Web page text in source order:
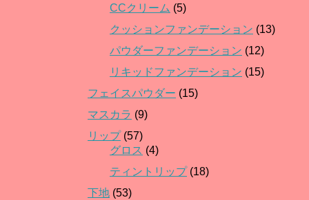
CCクリーム (5)
クッションファンデーション (13)
パウダーファンデーション (12)
リキッドファンデーション (15)
フェイスパウダー (15)
マスカラ (9)
リップ(57)
グロス (4)
ティントリップ(18)
下地 (53)